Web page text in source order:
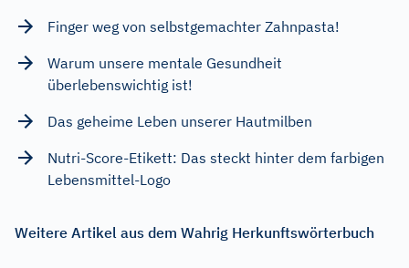
Finger weg von selbstgemachter Zahnpasta!
Warum unsere mentale Gesundheit
überlebenswichtig ist!
Das geheime Leben unserer Hautmilben
Nutri-Score-Etikett: Das steckt hinter dem farbigen
Lebensmittel-Logo
Weitere Artikel aus dem Wahrig Herkunftswörterbuch